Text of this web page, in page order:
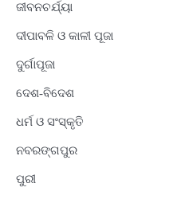
ଜୀବନଚର୍ଯ୍ୟା
ଦୀପାବଳି ଓ କାଳୀ ପୂଜା
ଦୁର୍ଗାପୂଜା
ଦେଶ-ବିଦେଶ
ଧର୍ମ ଓ ସଂସ୍କୃତି
ନବରଙ୍ଗପୁର
ପୁରୀ